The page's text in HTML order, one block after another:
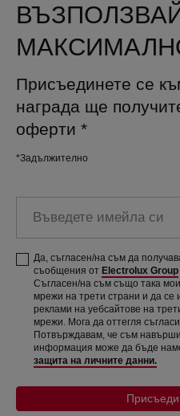
Присъединете се
награда ще
оферти *
*Задължително
Да, съгласен/на съм да
съобщения от Electrolux Group
Съгласен/на съм също така
мрежи на трети страни и да се
реклами на уебсайтове на
мрежи. Мога да оттегля
Потвърждавам, че съм
информация може да бъде
защита на личните данни.